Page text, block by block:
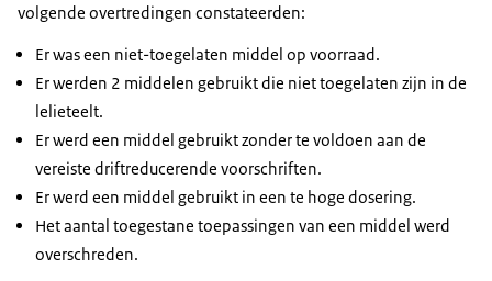
volgende overtredingen constateerden:
Er was een niet-toegelaten middel op voorraad.
Er werden 2 middelen gebruikt die niet toegelaten zijn in de
lelieteelt.
Er werd een middel gebruikt zonder te voldoen aan de
vereiste driftreducerende voorschriften.
Er werd een middel gebruikt in een te hoge dosering.
Het aantal toegestane toepassingen van een middel werd
overschreden.